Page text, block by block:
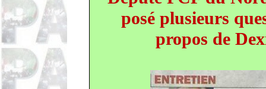
posé plusieurs
propos de